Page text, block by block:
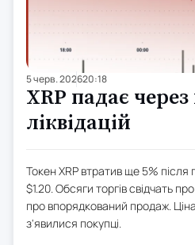
5 черв. 202620:18
XRP падає
ліквідацій
Токен XRP втратив ще 5% після
$1.20. Обсяги торгів свідчать
про впорядкований продаж.
з'явилися покупці.